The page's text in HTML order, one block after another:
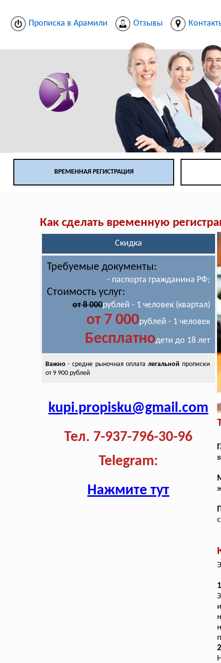
Прописка в Арамили Отзывы
ВРЕМЕННАЯ РЕГИСТРАЦИЯ
Как сделать временную
Скидка
Требуемые документы:
- паспорта гражданина РФ;
Стоимость услуг:
от 8 000рублей - 1 человек (квартал)
от 7 000рублей - 1 человек
Бесплатнодети до 18 лет
Важно - средне рыночная оплата легальной прописки
от 9 900 рублей
kupi.propisku@gmail.com
Тел. 7-937-796-30-96
Telegram:
Нажмите тут